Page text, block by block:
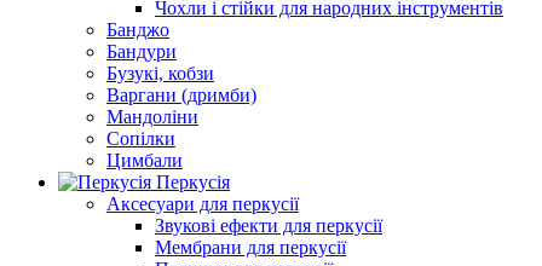
Чохли і стійки для народних інструментів
Банджо
Бандури
Бузукі, кобзи
Варгани (дримби)
Мандоліни
Сопілки
Цимбали
Перкусія
Аксесуари для перкусії
Звукові ефекти для перкусії
Мембрани для перкусії